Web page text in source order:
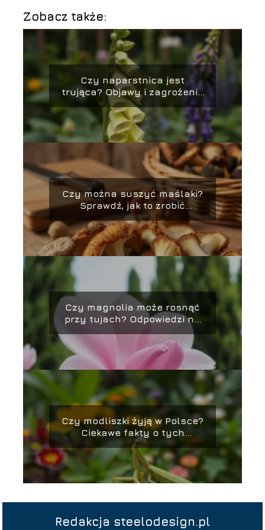
Zobacz także:
Czy naparstnica jest
trująca? Objawy i zagrożenia
związane z rośliną
Czy można suszyć maślaki?
Sprawdź, jak to zrobić
prawidłowo!
Czy magnolia może rosnąć
przy tujach? Odpowiedzi na
Czy modliszki żyją w Polsce?
Ciekawe fakty o tych
owadach
Redakcja steelodesign.pl